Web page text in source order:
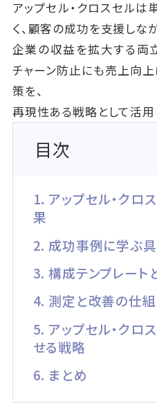
アップセル・クロスセルは
く、顧客の成功を支援しな
企業の収益を拡大する両
チャーン防止にも売上向
策を、
再現性ある戦略として活用
目次
1．アップセル・ク
果
2. 成功事例に学ぶ
3. 構成テンプレート
4. 測定と改善の仕
5. アップセル・クロ
せる戦略
6. まとめ